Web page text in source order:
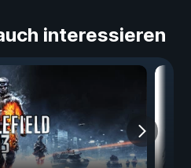
interessieren